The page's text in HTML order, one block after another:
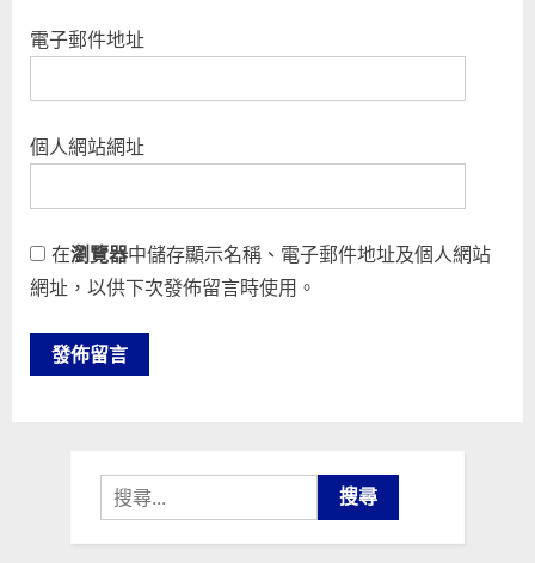
電子郵件地址
個人網站網址
在瀏覽器中儲存顯示名稱、電子郵件地址及個人網站
網址，以供下次發佈留言時使用。
搜
尋
關